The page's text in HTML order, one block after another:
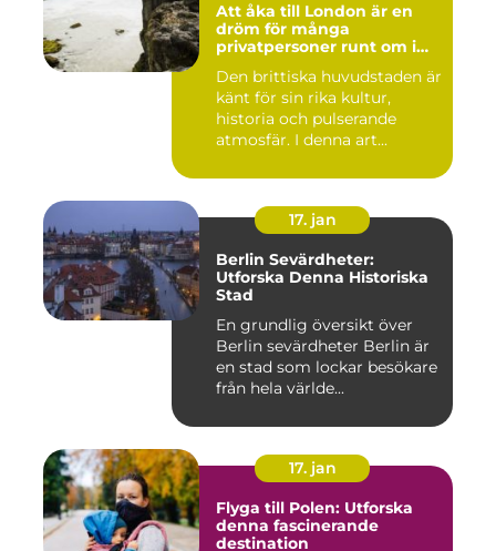
Att åka till London är en
dröm för många
privatpersoner runt om i
Den brittiska huvudstaden är
känt för sin rika kultur,
historia och pulserande
atmosfär. I denna art...
17. jan
Berlin Sevärdheter:
Utforska Denna Historiska
Stad
En grundlig översikt över
Berlin sevärdheter Berlin är
en stad som lockar besökare
från hela världe...
17. jan
Flyga till Polen: Utforska
denna fascinerande
destination